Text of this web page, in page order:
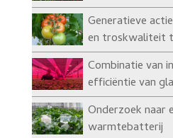
Generatieve
en troskwaliteit
Combinatie van
efficiëntie van
Onderzoek naar
warmtebatterij